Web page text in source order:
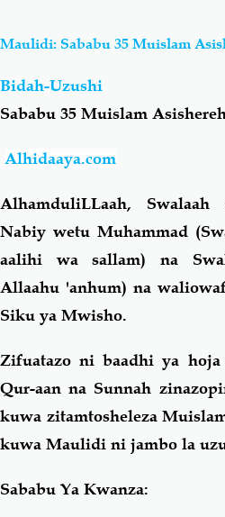
Shirki & Kufru
Salaf Wa Ummah
Fataawa Za Ulamaa
Akhlaaq-Aadaab
Familia-Jamii
Chemsha Bongo
Mapishi
Maulidi: Sababu 35 Muislam
Bidah-Uzushi
Sababu 35 Muislam
Alhidaaya.com
AlhamduliLLaah,
Nabiy wetu Muhammad
aalihi wa sallam) na
Allaahu 'anhum) na
Siku ya Mwisho.
Zifuatazo ni baadhi ya
Qur-aan na Sunnah
kuwa zitamtosheleza
kuwa Maulidi ni jambo la
Sababu Ya Kwanza: